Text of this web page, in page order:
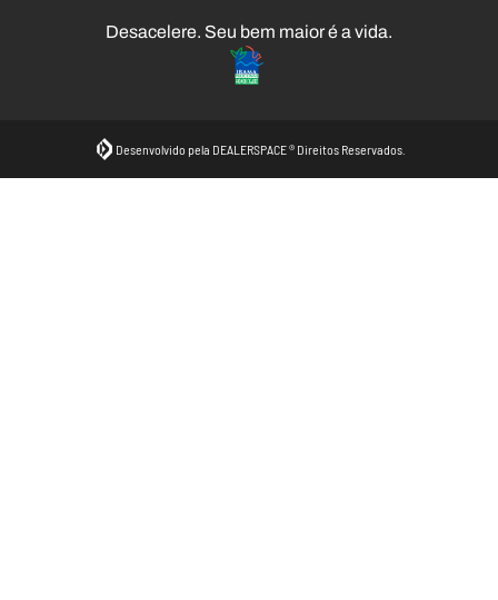
Desacelere. Seu bem maior é a vida.
Desenvolvido pela DEALERSPACE ® Direitos Reservados.